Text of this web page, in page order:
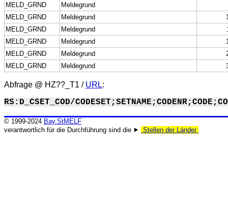
MELD_GRND
Meldegrund
MELD_GRND
Meldegrund
MELD_GRND
Meldegrund
MELD_GRND
Meldegrund
MELD_GRND
Meldegrund
MELD_GRND
Meldegrund
Abfrage @ HZ??_T1 / URL:
RS:D_CSET_COD/
© 1999-2024 Bay.StMELF
verantwortlich für die Durchführung sind die ⯈
Stellen der Länder